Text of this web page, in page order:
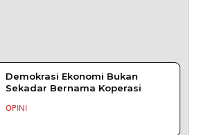
Demokrasi Ekonomi Bukan
Sekadar Bernama Koperasi
OPINI